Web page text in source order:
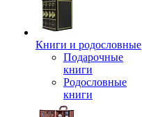
Книги и родословные
Подарочные
книги
Родословные
книги